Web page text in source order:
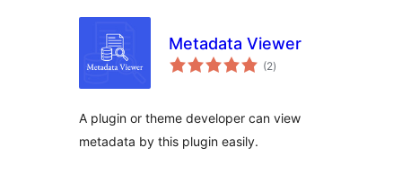
Metadata Viewer
(2загальний
рейтинг
)
A plugin or theme developer can view
metadata by this plugin easily.